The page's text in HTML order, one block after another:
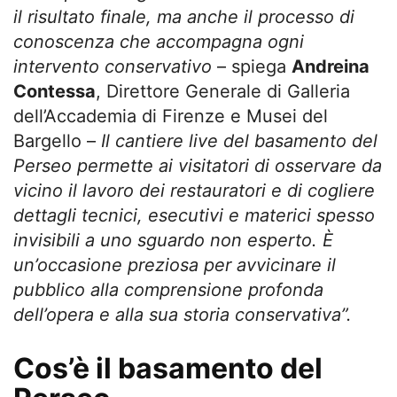
il risultato finale, ma anche il processo di
conoscenza che accompagna ogni
intervento conservativo – spiega Andreina
Contessa, Direttore Generale di Galleria
dell’Accademia di Firenze e Musei del
Bargello – Il cantiere live del basamento del
Perseo permette ai visitatori di osservare da
vicino il lavoro dei restauratori e di cogliere
dettagli tecnici, esecutivi e materici spesso
invisibili a uno sguardo non esperto. È
un’occasione preziosa per avvicinare il
pubblico alla comprensione profonda
dell’opera e alla sua storia conservativa”.
Cos’è il basamento del